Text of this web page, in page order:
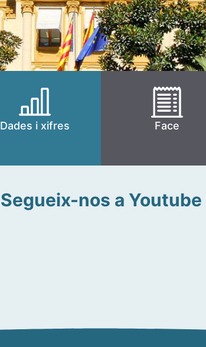
Dades i xifres Face
Segueix-nos a Youtube